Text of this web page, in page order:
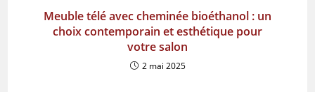
Meuble télé avec cheminée bioéthanol : un
choix contemporain et esthétique pour
votre salon
2 mai 2025